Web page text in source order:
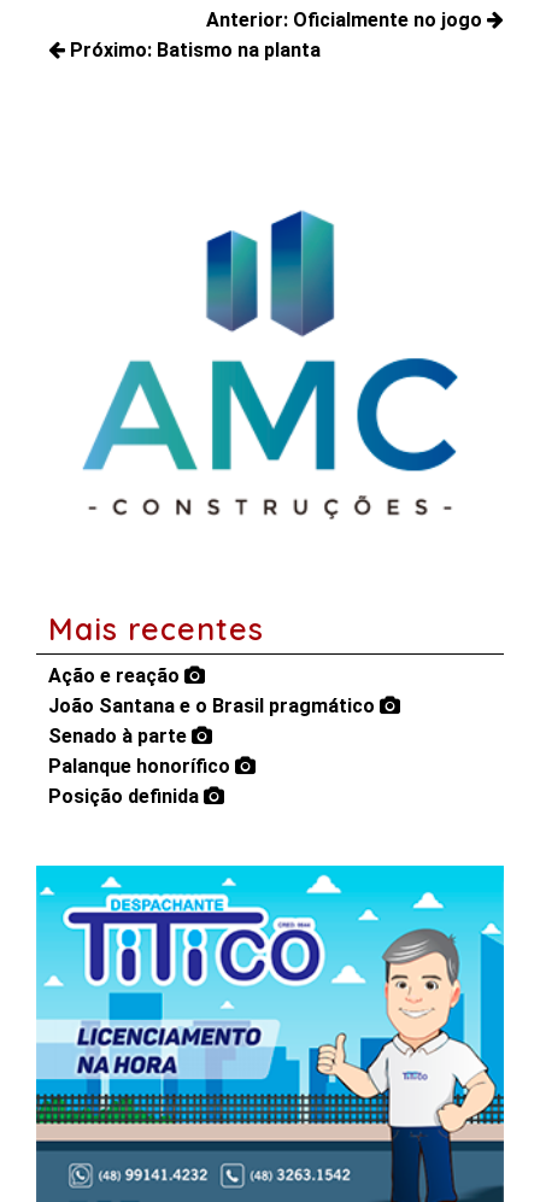
Navegação
de
Anterior:
Posts
Oficialmente no jogo
Próximo: Batismo na planta
Mais recentes
Ação e reação
João Santana e o Brasil pragmático
Senado à parte
Palanque honorífico
Posição definida